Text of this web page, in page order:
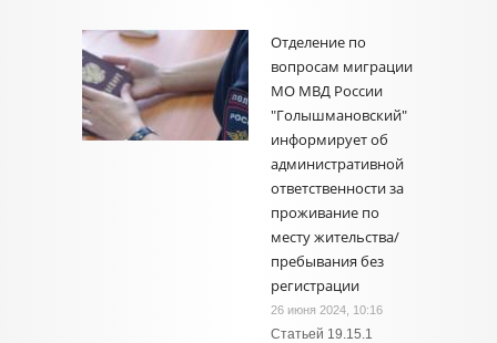
Отделение по
вопросам миграции
МО МВД России
"Голышмановский"
информирует об
административной
ответственности за
проживание по
месту жительства/
пребывания без
регистрации
26 июня 2024, 10:16
Статьей 19.15.1